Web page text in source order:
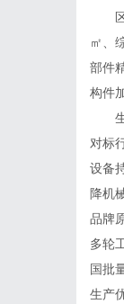
区
㎡、
部件
构件
生
对标
设备
降机
品牌
多轮
国批
生产